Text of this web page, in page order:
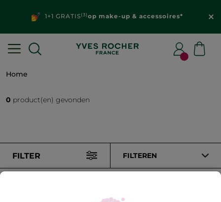
1+1 GRATIS(3)op make-up & accessoires*
Home
0 product(en) gevonden
FILTER FILTEREN